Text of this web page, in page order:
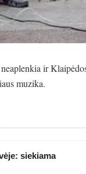
ir
muzika.
siekiama